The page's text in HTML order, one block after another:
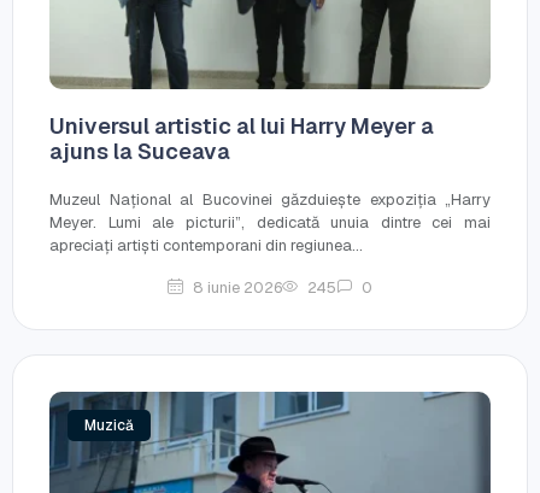
Universul artistic al lui Harry Meyer a
ajuns la Suceava
Muzeul Național al Bucovinei găzduiește expoziția „Harry
Meyer. Lumi ale picturii”, dedicată unuia dintre cei mai
apreciați artiști contemporani din regiunea...
8 iunie 2026 245 0
Muzică